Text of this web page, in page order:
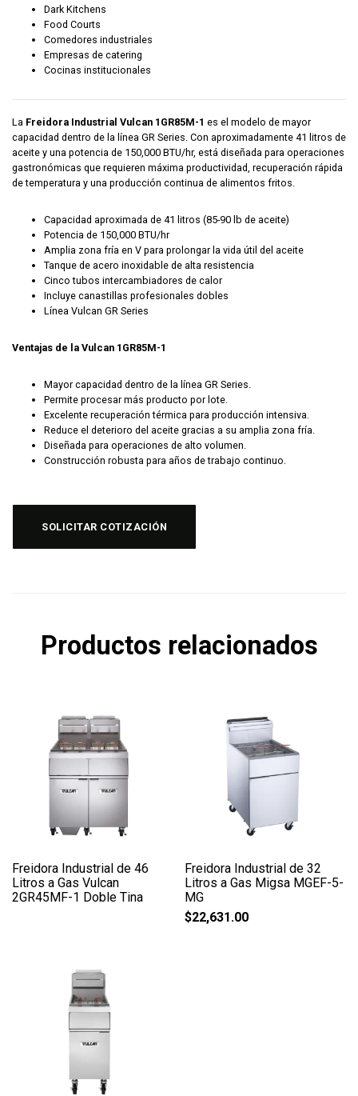
Dark Kitchens
Food Courts
Comedores industriales
Empresas de catering
Cocinas institucionales
La Freidora Industrial Vulcan 1GR85M-1 es el modelo de mayor
capacidad dentro de la línea GR Series. Con aproximadamente 41 litros de
aceite y una potencia de 150,000 BTU/hr, está diseñada para operaciones
gastronómicas que requieren máxima productividad, recuperación rápida
de temperatura y una producción continua de alimentos fritos.
Capacidad aproximada de 41 litros (85-90 lb de aceite)
Potencia de 150,000 BTU/hr
Amplia zona fría en V para prolongar la vida útil del aceite
Tanque de acero inoxidable de alta resistencia
Cinco tubos intercambiadores de calor
Incluye canastillas profesionales dobles
Línea Vulcan GR Series
Ventajas de la Vulcan 1GR85M-1
Mayor capacidad dentro de la línea GR Series.
Permite procesar más producto por lote.
Excelente recuperación térmica para producción intensiva.
Reduce el deterioro del aceite gracias a su amplia zona fría.
Diseñada para operaciones de alto volumen.
Construcción robusta para años de trabajo continuo.
SOLICITAR COTIZACIÓN
Productos relacionados
Freidora Industrial de 46
Litros a Gas Vulcan
2GR45MF-1 Doble Tina
Freidora Industrial de 32
Litros a Gas Migsa MGEF-5-
MG
$22,631.00